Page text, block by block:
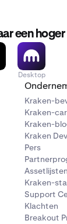
een hoger
Desktop
Kraken-
Kraken-
Kraken-
Kraken
Pers
Assetlijsten
Kraken-
Support
Klachten
Breakout